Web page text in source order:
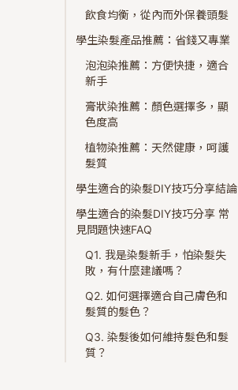
飲食均衡，從內而外保養頭髮
學生染髮產品推薦：省錢又專業
泡泡染推薦：方便快捷，適合
新手
膏狀染推薦：顏色選擇多，顯
色度高
植物染推薦：天然健康，呵護
髮質
學生適合的染髮DIY技巧分享結論
學生適合的染髮DIY技巧分享 常
見問題快速FAQ
Q1. 我是染髮新手，怕染髮失
敗，有什麼建議嗎？
Q2. 如何選擇適合自己膚色和
髮質的髮色？
Q3. 染髮後如何維持髮色和髮
質？